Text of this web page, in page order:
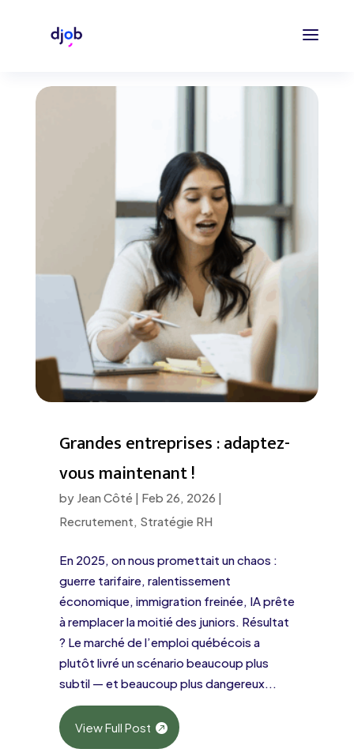
Grandes entreprises : adaptez-
vous maintenant !
by Jean Côté | Feb 26, 2026 |
Recrutement, Stratégie RH
En 2025, on nous promettait un chaos :
guerre tarifaire, ralentissement
économique, immigration freinée, IA prête
à remplacer la moitié des juniors. Résultat
? Le marché de l’emploi québécois a
plutôt livré un scénario beaucoup plus
subtil — et beaucoup plus dangereux...
View Full Post